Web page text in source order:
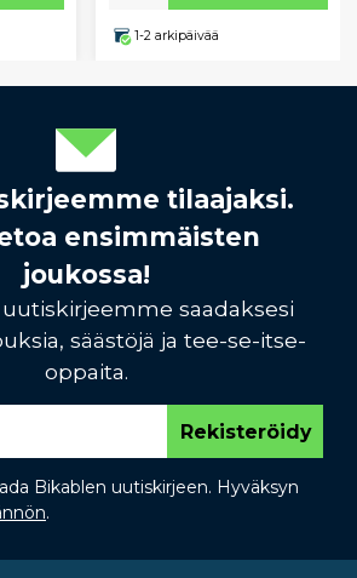
1-2 arkipäivää
tilaajaksi.
ensimmäisten
joukossa!
saadaksesi
säästöjä ja tee-se-itse-
oppaita.
Rekisteröidy
Bikablen uutiskirjeen. Hyväksyn
.